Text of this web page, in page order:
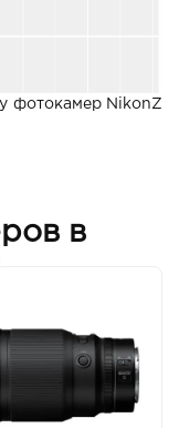
фотокамер NikonZ
в